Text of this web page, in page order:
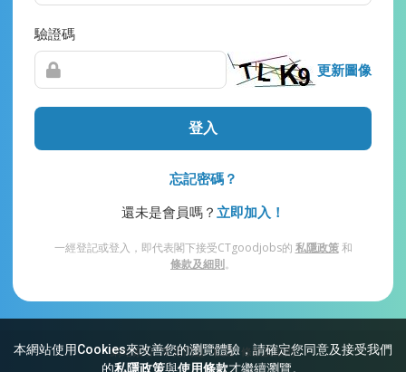
本網站使用Cookies來改善您的瀏覽體驗，請確定您同意及接受我們
的私隱政策與使用條款才繼續瀏覽。
驗證碼
更新圖像
登入
忘記密碼？
還未是會員嗎？ 立即加入！
一經登記或登入，即代表閣下接受CTgoodjobs的 私隱政策和
條款及細則。
網站索引 常見問題 私隱 條款及細則